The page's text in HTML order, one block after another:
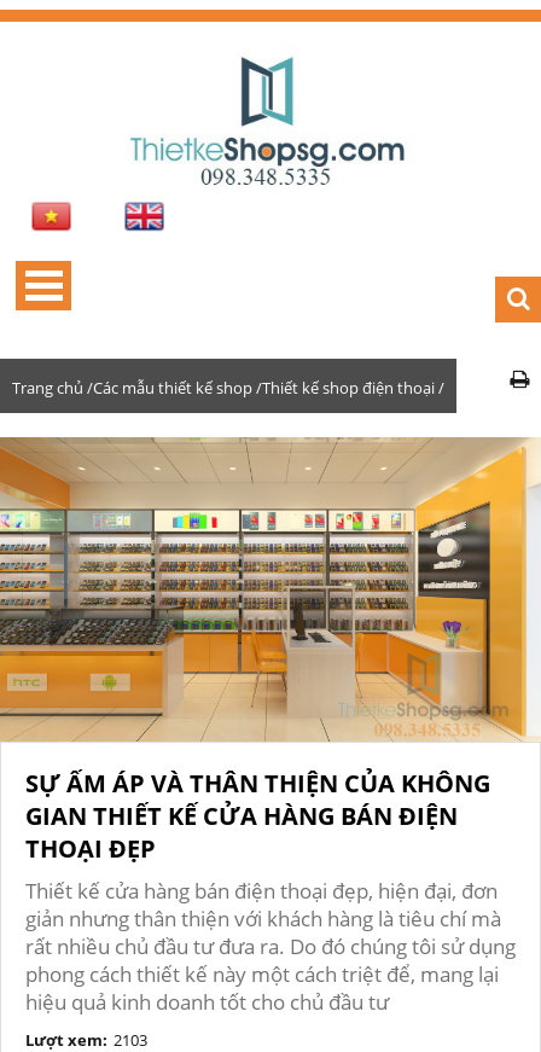
Trang chủ /Các mẫu thiết kế shop /Thiết kế shop điện thoại /
SỰ ẤM ÁP VÀ THÂN THIỆN CỦA KHÔNG
GIAN THIẾT KẾ CỬA HÀNG BÁN ĐIỆN
THOẠI ĐẸP
Thiết kế cửa hàng bán điện thoại đẹp, hiện đại, đơn
giản nhưng thân thiện với khách hàng là tiêu chí mà
rất nhiều chủ đầu tư đưa ra. Do đó chúng tôi sử dụng
phong cách thiết kế này một cách triệt để, mang lại
hiệu quả kinh doanh tốt cho chủ đầu tư
Lượt xem: 2103